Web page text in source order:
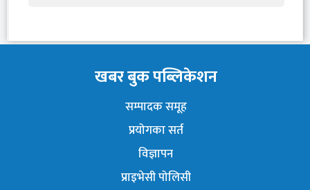
खबर बुक पब्लिकेशन
सम्पादक समूह
प्रयोगका सर्त
विज्ञापन
प्राइभेसी पोलिसी